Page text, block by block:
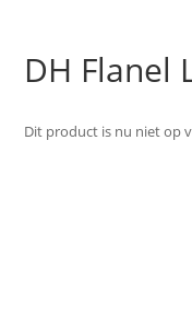
DH Flanel
Dit product is nu niet op